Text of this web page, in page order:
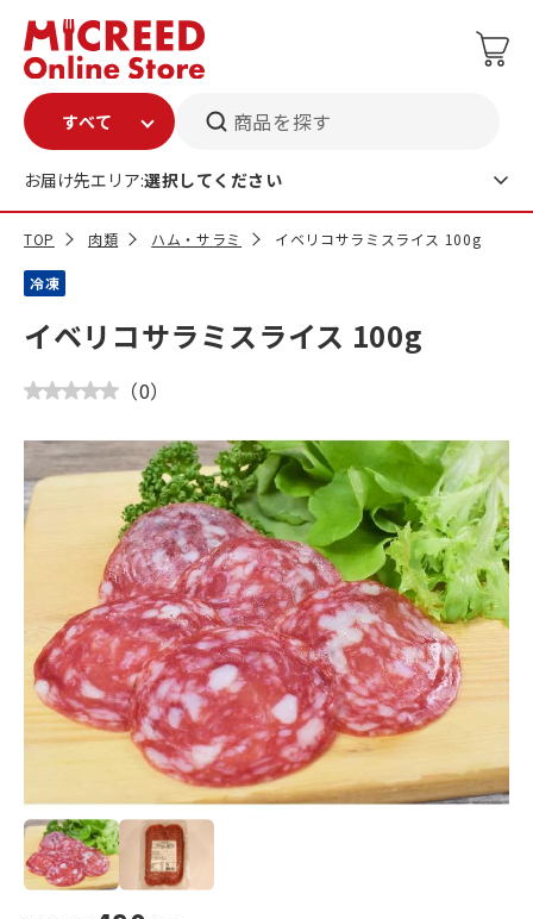
商品を探す
お届け先エリア:選択してください
TOP 肉類 ハム・サラミ イベリコサラミスライス 100g
冷凍
イベリコサラミスライス 100g
（0）